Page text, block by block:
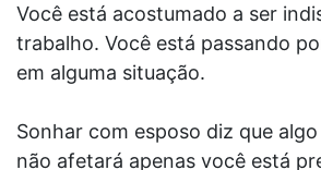
Você está acostumado a ser
trabalho. Você está passando
em alguma situação.
Sonhar com esposo diz que
não afetará apenas você está